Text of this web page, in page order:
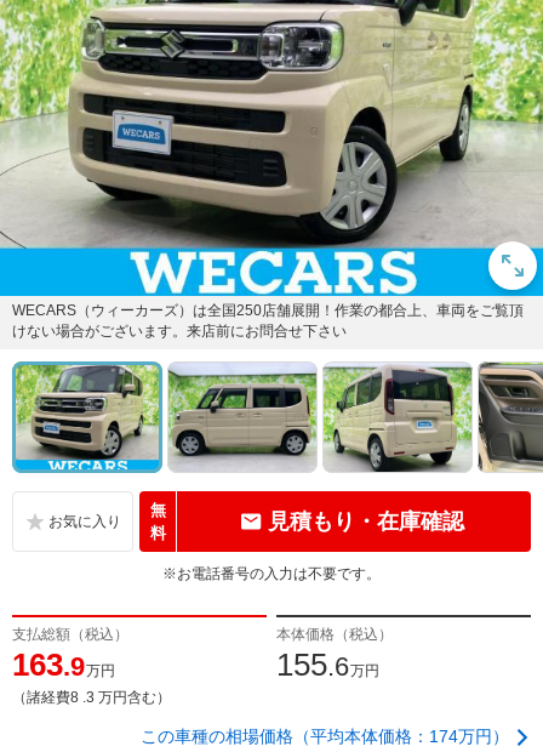
WECARS（ウィーカーズ）は全国250店舗展開！作業の都合上、車両をご覧頂
けない場合がございます。来店前にお問合せ下さい
無
料
見積もり・在庫確認
※お電話番号の入力は不要です。
支払総額（税込）
163.9万円
（諸経費8 .3 万円含む）
本体価格（税込）
155.6万円
この車種の相場価格（平均本体価格：174万円）